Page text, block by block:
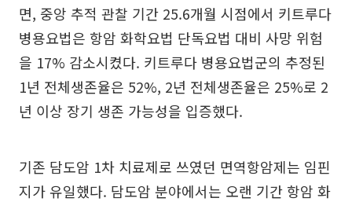
면, 중앙 추적 관찰 기간 25.6개월 시점에서 키트루다
병용요법은 항암 화학요법 단독요법 대비 사망 위험
을 17% 감소시켰다. 키트루다 병용요법군의 추정된
1년 전체생존율은 52%, 2년 전체생존율은 25%로 2
년 이상 장기 생존 가능성을 입증했다.
기존 담도암 1차 치료제로 쓰였던 면역항암제는 임핀
지가 유일했다. 담도암 분야에서는 오랜 기간 항암 화